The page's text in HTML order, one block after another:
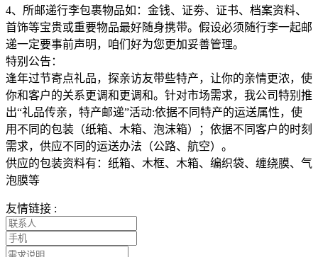
4、所邮递行李包裹物品如：金钱、证劵、证书、档案资料、
首饰等宝贵或重要物品最好随身携带。假设必须随行李一起邮
递一定要事前声明，咱们好为您更加妥善管理。
特别公告：
逢年过节寄点礼品，探亲访友带些特产，让你的亲情更浓，使
你和客户的关系更调和更调和。针对市场需求，我公司特别推
出“礼品传亲，特产邮递”活动:依据不同特产的运送属性，使
用不同的包装（纸箱、木箱、泡沫箱）；依据不同客户的时刻
需求，供应不同的运送办法（公路、航空）。
供应的包装资料有：纸箱、木框、木箱、编织袋、缠绕膜、气
泡膜等
友情链接 :